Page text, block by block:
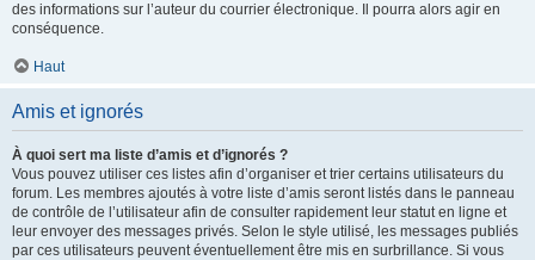
des informations sur l’auteur du courrier électronique. Il pourra alors agir en
conséquence.
Haut
Amis et ignorés
À quoi sert ma liste d’amis et d’ignorés ?
Vous pouvez utiliser ces listes afin d’organiser et trier certains utilisateurs du
forum. Les membres ajoutés à votre liste d’amis seront listés dans le panneau
de contrôle de l’utilisateur afin de consulter rapidement leur statut en ligne et
leur envoyer des messages privés. Selon le style utilisé, les messages publiés
par ces utilisateurs peuvent éventuellement être mis en surbrillance. Si vous